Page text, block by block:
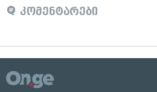
კომენტარები